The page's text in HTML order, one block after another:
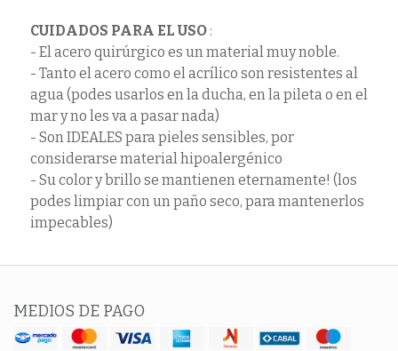
CUIDADOS PARA EL USO :
- El acero quirúrgico es un material muy noble.
- Tanto el acero como el acrílico son resistentes al
agua (podes usarlos en la ducha, en la pileta o en el
mar y no les va a pasar nada)
- Son IDEALES para pieles sensibles, por
considerarse material hipoalergénico
- Su color y brillo se mantienen eternamente! (los
podes limpiar con un paño seco, para mantenerlos
impecables)
MEDIOS DE PAGO